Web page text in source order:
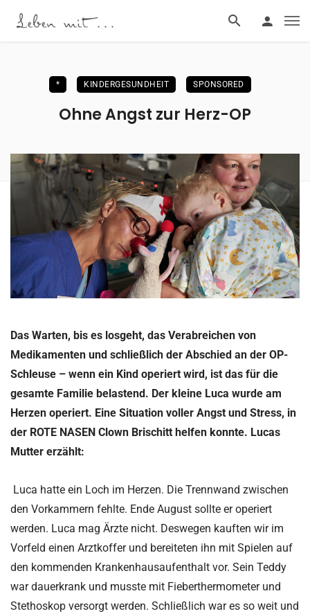
* KINDERGESUNDHEIT SPONSORED
Ohne Angst zur Herz-OP
Das Warten, bis es losgeht, das Verabreichen von
Medikamenten und schließlich der Abschied an der OP-
Schleuse – wenn ein Kind operiert wird, ist das für die
gesamte Familie belastend. Der kleine Luca wurde am
Herzen operiert. Eine Situation voller Angst und Stress, in
der ROTE NASEN Clown Brischitt helfen konnte. Lucas
Mutter erzählt:
Luca hatte ein Loch im Herzen. Die Trennwand zwischen
den Vorkammern fehlte. Ende August sollte er operiert
werden. Luca mag Ärzte nicht. Deswegen kauften wir im
Vorfeld einen Arztkoffer und bereiteten ihn mit Spielen auf
den kommenden Krankenhausaufenthalt vor. Sein Teddy
war dauerkrank und musste mit Fieberthermometer und
Stethoskop versorgt werden. Schließlich war es so weit und